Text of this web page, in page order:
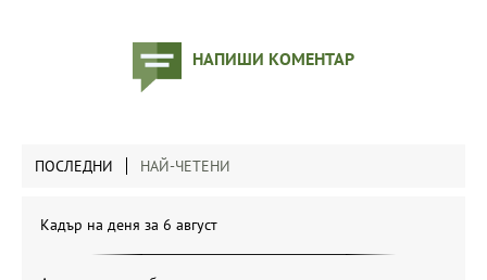
НАПИШИ КОМЕНТАР
ПОСЛЕДНИ НАЙ-ЧЕТЕНИ
Кадър на деня за 6 август